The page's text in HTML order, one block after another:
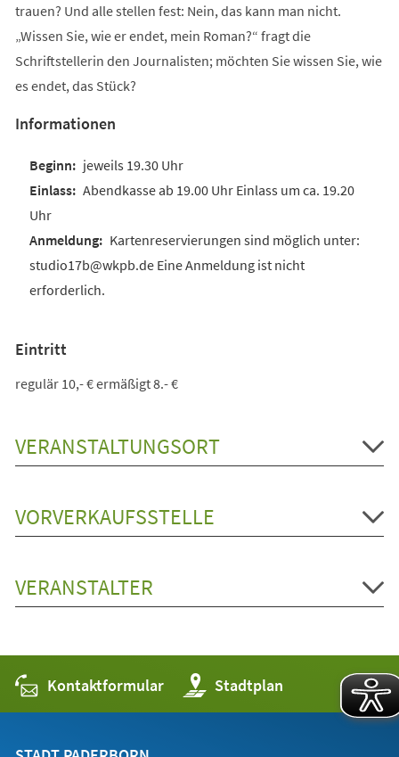
trauen? Und alle stellen fest: Nein, das kann man nicht.
„Wissen Sie, wie er endet, mein Roman?“ fragt die
Schriftstellerin den Journalisten; möchten Sie wissen Sie, wie
es endet, das Stück?
Informationen
jeweils 19.30 Uhr
Abendkasse ab 19.00 Uhr Einlass um ca. 19.20
Uhr
Kartenreservierungen sind möglich unter:
studio17b@wkpb.de Eine Anmeldung ist nicht
erforderlich.
Eintritt
regulär 10,- € ermäßigt 8.- €
VERANSTALTUNGSORT
VORVERKAUFSSTELLE
VERANSTALTER
Kontaktformular Stadtplan
(Öffnet
in
einem